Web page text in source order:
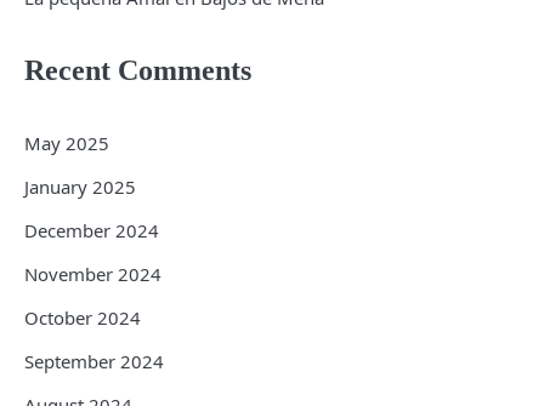
Recent Comments
May 2025
January 2025
December 2024
November 2024
October 2024
September 2024